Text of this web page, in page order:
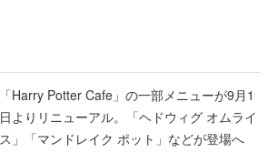
「Harry Potter Cafe」の一部メニューが9月1
日よりリニューアル。「ヘドウィグ オムライ
ス」「マンドレイク ポット」などが登場へ